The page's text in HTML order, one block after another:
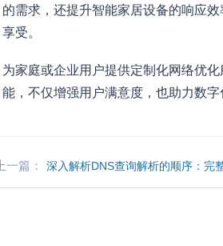
的需求，还提升智能家居设备的响应
享受。
为家庭或企业用户提供定制化网络优
能，不仅增强用户满意度，也助力数
上一篇：